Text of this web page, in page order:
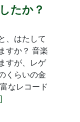
たか？
、はたして
すか？ 音楽
すが、レゲ
くらいの金
なレコード